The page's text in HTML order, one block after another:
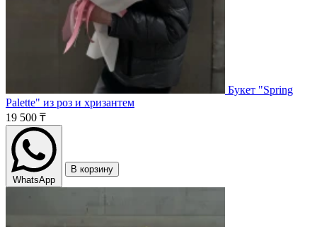
Букет "Spring
Palette" из роз и хризантем
19 500 ₸
WhatsApp
В корзину